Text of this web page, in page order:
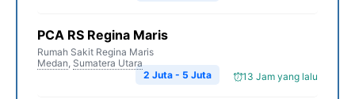
PCA RS Regina Maris
Rumah Sakit Regina Maris
Medan, Sumatera Utara
13 Jam yang lalu
2 Juta - 5 Juta